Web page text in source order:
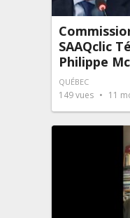
SAAQclic
Philippe
QUÉBEC
149vues 11